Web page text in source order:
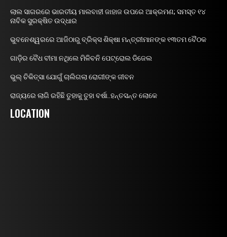
ଲାଲ ସାଗରରେ ଭାରତୀୟ ମାଲବାହୀ ଜାହାଜ ଉପରେ ଆକ୍ରମଣ; ସମସ୍ତ ୧୪
ନାବିକ ସୁରକ୍ଷିତ ଉଦ୍ଧାର
ଭୁବନେଶ୍ୱରରେ ଆଜିଠାରୁ ବ୍ରିକ୍ସ ଶିକ୍ଷା ମନ୍ତ୍ରୀମାନଙ୍କ ୧୩ତମ ବୈଠକ
ଗାଡ଼ିର ବୈଧ ବୀମା ନଥିଲେ ମିଳିବନି ପେଟ୍ରୋଲ ଡିଜେଲ
ଭୁଲ୍ ଚିକିତ୍ସା ଯୋଗୁଁ ଚାଲିଗଲା ରୋଗୀଙ୍କ ଜୀବନ
ରାଜ୍ୟରେ ଲାଗି ରହିଛି ତୁହାକୁ ତୁହା ବର୍ଷା..ହନ୍ତସନ୍ତ ଲୋକେ
LOCATION